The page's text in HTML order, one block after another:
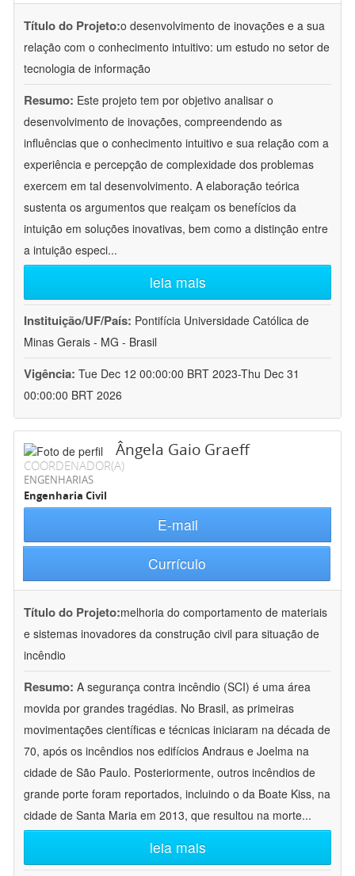
Título do Projeto:o desenvolvimento de inovações e a sua
relação com o conhecimento intuitivo: um estudo no setor de
tecnologia de informação
Resumo: Este projeto tem por objetivo analisar o
desenvolvimento de inovações, compreendendo as
influências que o conhecimento intuitivo e sua relação com a
experiência e percepção de complexidade dos problemas
exercem em tal desenvolvimento. A elaboração teórica
sustenta os argumentos que realçam os benefícios da
intuição em soluções inovativas, bem como a distinção entre
a intuição especi...
leia mais
Instituição/UF/País: Pontifícia Universidade Católica de
Minas Gerais - MG - Brasil
Vigência: Tue Dec 12 00:00:00 BRT 2023-Thu Dec 31
00:00:00 BRT 2026
Ângela Gaio Graeff
COORDENADOR(A)
ENGENHARIAS
Engenharia Civil
E-mail
Currículo
Título do Projeto:melhoria do comportamento de materiais
e sistemas inovadores da construção civil para situação de
incêndio
Resumo: A segurança contra incêndio (SCI) é uma área
movida por grandes tragédias. No Brasil, as primeiras
movimentações científicas e técnicas iniciaram na década de
70, após os incêndios nos edifícios Andraus e Joelma na
cidade de São Paulo. Posteriormente, outros incêndios de
grande porte foram reportados, incluindo o da Boate Kiss, na
cidade de Santa Maria em 2013, que resultou na morte...
leia mais